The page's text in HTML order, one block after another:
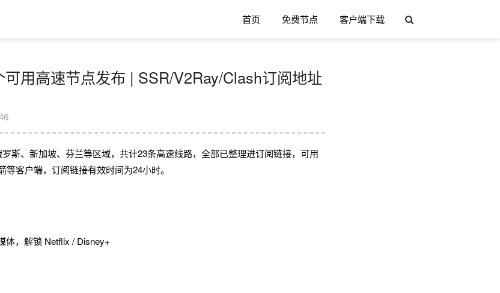
首页 免费节点 客户端下载
用高速节点发布 | SSR/V2Ray/Clash订阅地址
斯、新加坡、芬兰等区域，共计23条高速线路，全部已整理进订阅链接，可用
客户端，订阅链接有效时间为24小时。
体，解锁 Netflix / Disney+